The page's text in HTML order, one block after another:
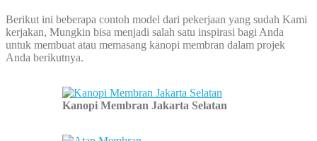
Berikut ini beberapa contoh model dari pekerjaan yang sudah Kami
kerjakan, Mungkin bisa menjadi salah satu inspirasi bagi Anda
untuk membuat atau memasang kanopi membran dalam projek
Anda berikutnya.
Kanopi Membran Jakarta Selatan